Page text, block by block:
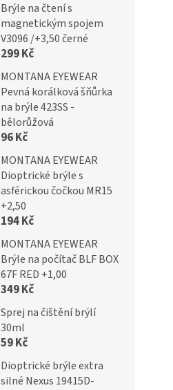
Brýle na čtení s
magnetickým spojem
V3096 /+3,50 černé
299 Kč
MONTANA EYEWEAR
Pevná korálková šňůrka
na brýle 423SS -
bělorůžová
96 Kč
MONTANA EYEWEAR
Dioptrické brýle s
asférickou čočkou MR15
+2,50
194 Kč
MONTANA EYEWEAR
Brýle na počítač BLF BOX
67F RED +1,00
349 Kč
Sprej na čištění brýlí
30ml
59 Kč
Dioptrické brýle extra
silné Nexus 19415D-
Obroučky SUNOPTIC CP152F
Flex
599 Kč